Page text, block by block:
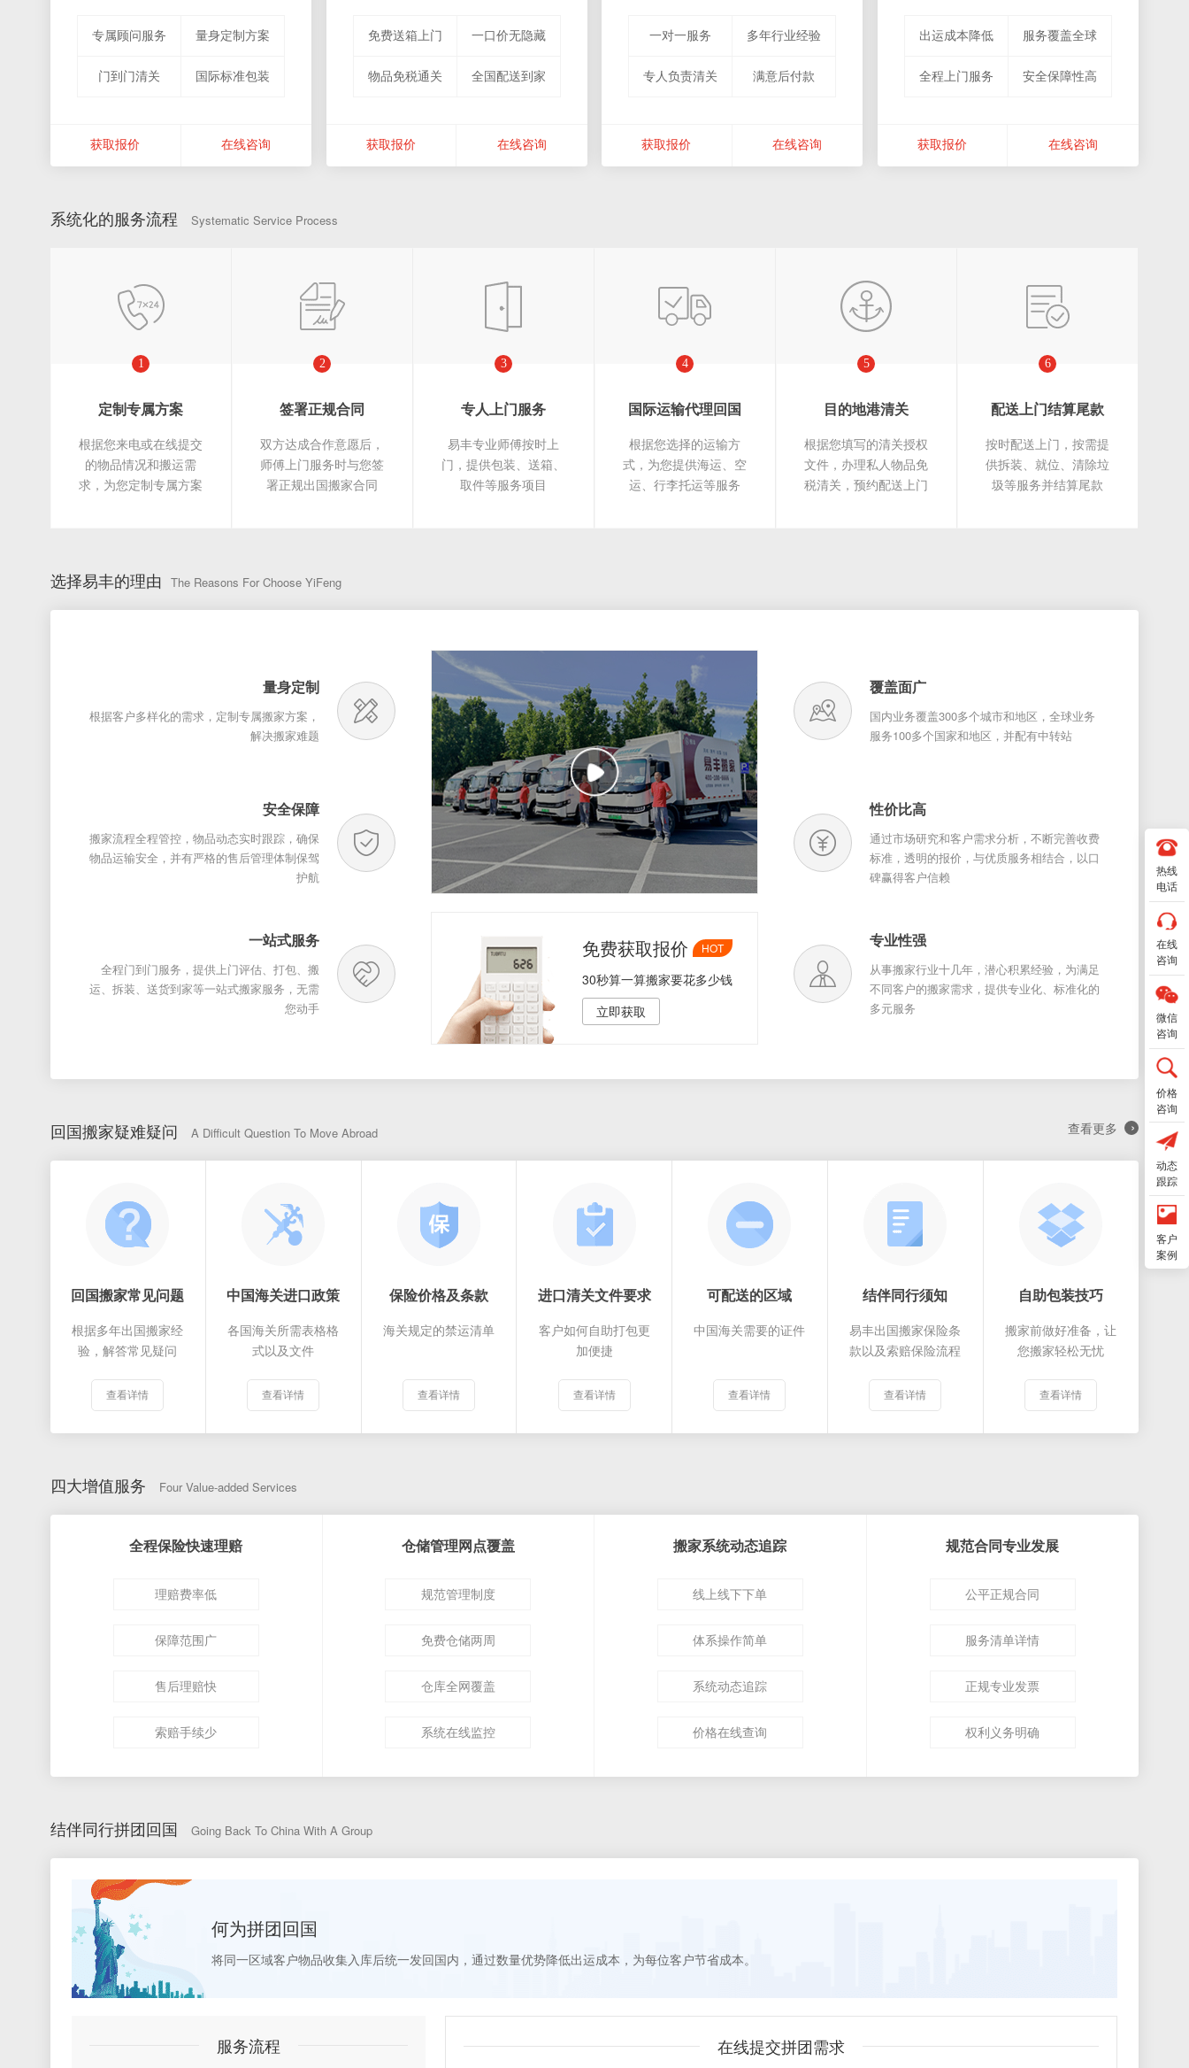
专属顾问服务 量身定制方案
门到门清关 国际标准包装
获取报价 在线咨询
免费送箱上门 一口价无隐藏
物品免税通关 全国配送到家
获取报价 在线咨询
一对一服务 多年行业经验
专人负责清关 满意后付款
获取报价 在线咨询
出运成本降低 服务覆盖全球
全程上门服务 安全保障性高
获取报价 在线咨询
系统化的服务流程 Systematic Service Process
1
定制专属方案
根据您来电或在线提交
的物品情况和搬运需
求，为您定制专属方案
2
签署正规合同
双方达成合作意愿后，
师傅上门服务时与您签
署正规出国搬家合同
3
专人上门服务
易丰专业师傅按时上
门，提供包装、送箱、
取件等服务项目
4
国际运输代理回国
根据您选择的运输方
式，为您提供海运、空
运、行李托运等服务
5
目的地港清关
根据您填写的清关授权
文件，办理私人物品免
税清关，预约配送上门
6
配送上门结算尾款
按时配送上门，按需提
供拆装、就位、清除垃
圾等服务并结算尾款
选择易丰的理由 The Reasons For Choose YiFeng
量身定制
根据客户多样化的需求，定制专属搬家方案，
解决搬家难题
安全保障
搬家流程全程管控，物品动态实时跟踪，确保
物品运输安全，并有严格的售后管理体制保驾
护航
一站式服务
全程门到门服务，提供上门评估、打包、搬
运、拆装、送货到家等一站式搬家服务，无需
您动手
免费获取报价 HOT
30秒算一算搬家要花多少钱
立即获取
覆盖面广
国内业务覆盖300多个城市和地区，全球业务
服务100多个国家和地区，并配有中转站
性价比高
通过市场研究和客户需求分析，不断完善收费
标准，透明的报价，与优质服务相结合，以口
碑赢得客户信赖
专业性强
从事搬家行业十几年，潜心积累经验，为满足
不同客户的搬家需求，提供专业化、标准化的
多元服务
回国搬家疑难疑问 A Difficult Question To Move Abroad 查看更多 ›
回国搬家常见问题
根据多年出国搬家经
验，解答常见疑问
查看详情
中国海关进口政策
各国海关所需表格格
式以及文件
查看详情
保险价格及条款
海关规定的禁运清单
查看详情
进口清关文件要求
客户如何自助打包更
加便捷
查看详情
可配送的区域
中国海关需要的证件
查看详情
结伴同行须知
易丰出国搬家保险条
款以及索赔保险流程
查看详情
自助包装技巧
搬家前做好准备，让
您搬家轻松无忧
查看详情
四大增值服务 Four Value-added Services
全程保险快速理赔
理赔费率低
保障范围广
售后理赔快
索赔手续少
仓储管理网点覆盖
规范管理制度
免费仓储两周
仓库全网覆盖
系统在线监控
搬家系统动态追踪
线上线下下单
体系操作简单
系统动态追踪
价格在线查询
规范合同专业发展
公平正规合同
服务清单详情
正规专业发票
权利义务明确
结伴同行拼团回国 Going Back To China With A Group
何为拼团回国
将同一区域客户物品收集入库后统一发回国内，通过数量优势降低出运成本，为每位客户节省成本。
服务流程 在线提交拼团需求
热线
电话
在线
咨询
微信
咨询
价格
咨询
动态
跟踪
客户
案例